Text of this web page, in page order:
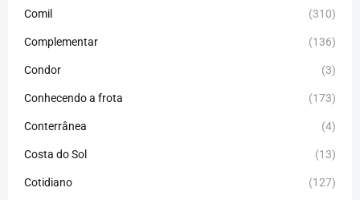
Comil (310)
Complementar (136)
Condor (3)
Conhecendo a frota (173)
Conterrânea (4)
Costa do Sol (13)
Cotidiano (127)